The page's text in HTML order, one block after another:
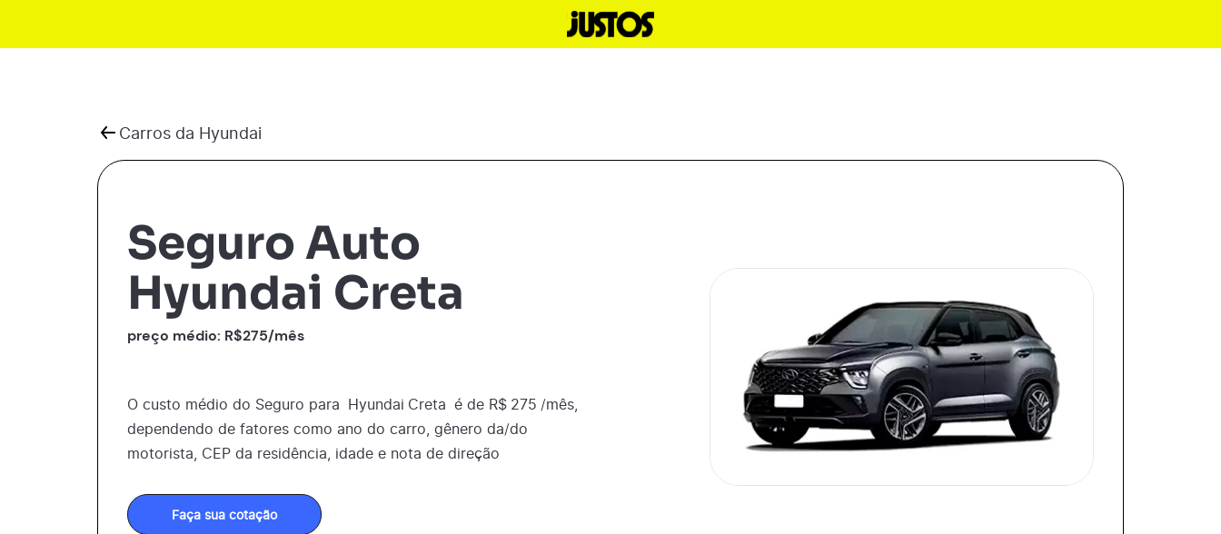
Carros da Hyundai
Seguro Auto
Hyundai Creta
preço médio: R$275/mês
O custo médio do Seguro para Hyundai Creta é de R$ 275 /mês,
dependendo de fatores como ano do carro, gênero da/do
motorista, CEP da residência, idade e nota de direção
Faça sua cotação